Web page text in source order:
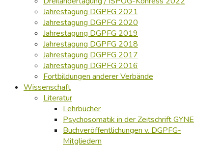
Jahrestagung DGPFG 2021
Jahrestagung DGPFG 2020
Jahrestagung DGPFG 2019
Jahrestagung DGPFG 2018
Jahrestagung DGPFG 2017
Jahrestagung DGPFG 2016
Fortbildungen anderer Verbände
Wissenschaft
Literatur
Lehrbücher
Psychosomatik in der Zeitschrift GYNE
Buchveröffentlichungen v. DGPFG-
Mitgliedern